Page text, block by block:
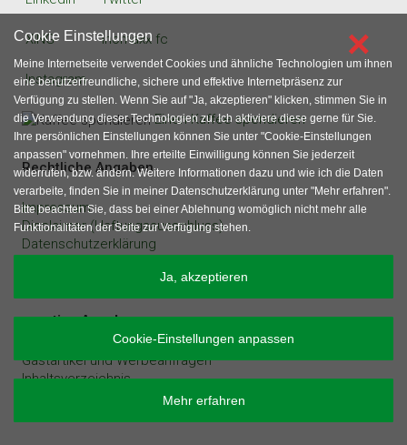
XING inomaxx fc
Instagram
Einen Kaffee spendieren
Rechtliche Angaben
Impressum
Disclaimer (Haftungsausschluss)
Datenschutzerklärung
sonstige Angaben
Gastartikel und Werbeanfragen
Inhaltsverzeichnis
×
Cookie Einstellungen
Meine Internetseite verwendet Cookies und ähnliche Technologien um ihnen
eine benutzerfreundliche, sichere und effektive Internetpräsenz zur
Verfügung zu stellen. Wenn Sie auf "Ja, akzeptieren" klicken, stimmen Sie in
die Verwendung dieser Technologien zu. Ich aktiviere diese gerne für Sie.
Ihre persönlichen Einstellungen können Sie unter "Cookie-Einstellungen
anpassen" vornehmen. Ihre erteilte Einwilligung können Sie jederzeit
widerrufen, bzw. ändern. Weitere Informationen dazu und wie ich die Daten
verarbeite, finden Sie in meiner Datenschutzerklärung unter "Mehr erfahren".
Bitte beachten Sie, dass bei einer Ablehnung womöglich nicht mehr alle
Funktionalitäten der Seite zur Verfügung stehen.
Ja, akzeptieren
Cookie-Einstellungen anpassen
Mehr erfahren